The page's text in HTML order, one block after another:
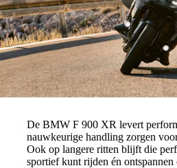
De BMW F 900 XR levert
nauwkeurige handling zorgen
Ook op langere ritten blijft die
sportief kunt rijden én ontspannen